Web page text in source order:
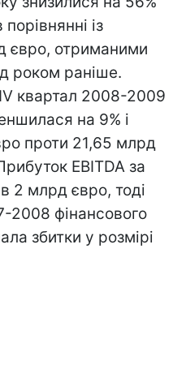
із
євро, отриманими
роком раніше.
квартал 2008-2009
на 9% і
проти 21,65 млрд
EBITDA за
2 млрд євро, тоді
2008 фінансового
збитки у розмірі